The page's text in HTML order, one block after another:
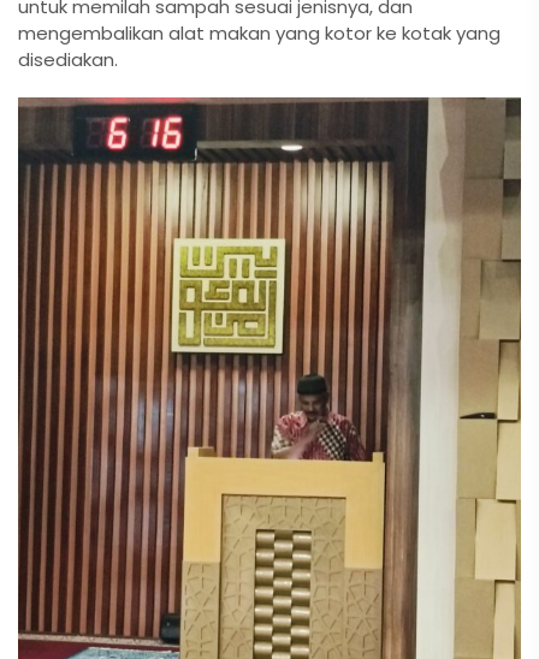
untuk memilah sampah sesuai jenisnya, dan
mengembalikan alat makan yang kotor ke kotak yang
disediakan.